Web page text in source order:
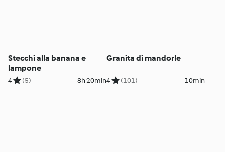
Stecchi alla banana e
lampone
4 (5) 8h 20min
Granita di mandorle
4 (101) 10min